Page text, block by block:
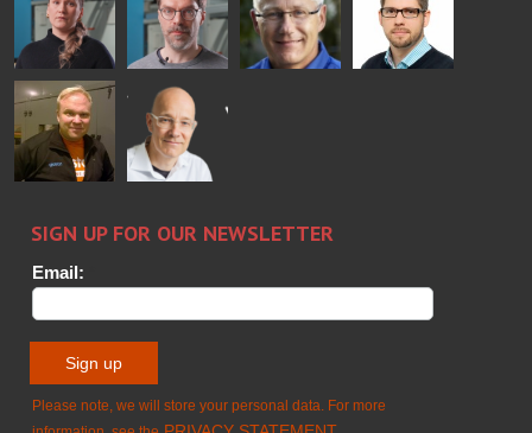
GLASTON
FINLAND OY
GLASTON
Alessa
Koskinen
Sakari
Palokangas
TREATMENT
- GLASTON
Timm